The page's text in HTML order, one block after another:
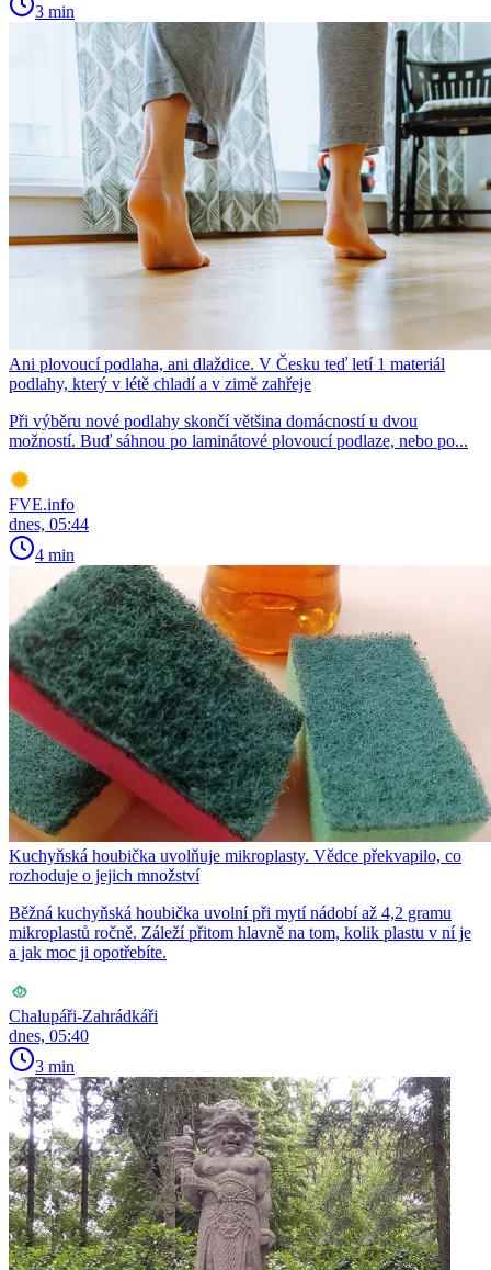
3 min
Ani plovoucí podlaha, ani dlaždice. V Česku teď letí 1 materiál
podlahy, který v létě chladí a v zimě zahřeje
Při výběru nové podlahy skončí většina domácností u dvou
možností. Buď sáhnou po laminátové plovoucí podlaze, nebo po...
FVE.info
dnes, 05:44
4 min
Kuchyňská houbička uvolňuje mikroplasty. Vědce překvapilo, co
rozhoduje o jejich množství
Běžná kuchyňská houbička uvolní při mytí nádobí až 4,2 gramu
mikroplastů ročně. Záleží přitom hlavně na tom, kolik plastu v ní je
a jak moc ji opotřebíte.
Chalupáři-Zahrádkáři
dnes, 05:40
3 min